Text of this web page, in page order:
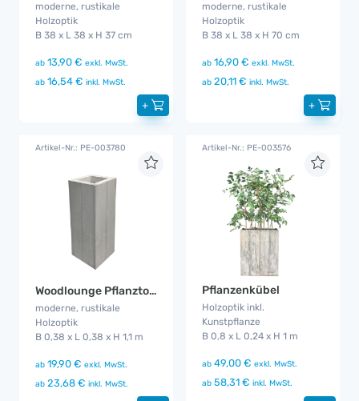
moderne, rustikale
Holzoptik
B 38 x L 38 x H 37 cm
ab 13,90 € exkl. MwSt.
ab 16,54 € inkl. MwSt.
+
moderne, rustikale
Holzoptik
B 38 x L 38 x H 70 cm
ab 16,90 € exkl. MwSt.
ab 20,11 € inkl. MwSt.
+
Artikel-Nr.: PE-003780
Woodlounge Pflanztopf groß
moderne, rustikale
Holzoptik
B 0,38 x L 0,38 x H 1,1 m
ab 19,90 € exkl. MwSt.
ab 23,68 € inkl. MwSt.
Artikel-Nr.: PE-003576
Pflanzenkübel
Holzoptik inkl.
Kunstpflanze
B 0,8 x L 0,24 x H 1 m
ab 49,00 € exkl. MwSt.
ab 58,31 € inkl. MwSt.